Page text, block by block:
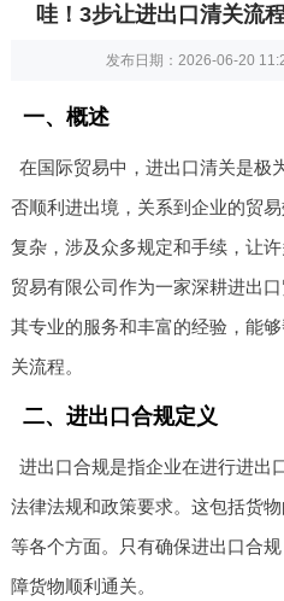
哇！3步让进出口清关流
发布日期：2026-06-20
一、概述
在国际贸易中，进出口清关是极
否顺利进出境，关系到企业的贸
复杂，涉及众多规定和手续，让
贸易有限公司作为一家深耕进出
其专业的服务和丰富的经验，能
关流程。
二、进出口合规定义
进出口合规是指企业在进行进出
法律法规和政策要求。这包括货
等各个方面。只有确保进出口合
障货物顺利通关。